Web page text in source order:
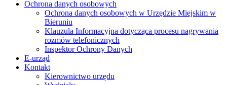
Ochrona danych osobowych
Ochrona danych osobowych w Urzędzie Miejskim w
Bieruniu
Klauzula Informacyjna dotycząca procesu nagrywania
rozmów telefonicznych
Inspektor Ochrony Danych
E-urząd
Kontakt
Kierownictwo urzędu